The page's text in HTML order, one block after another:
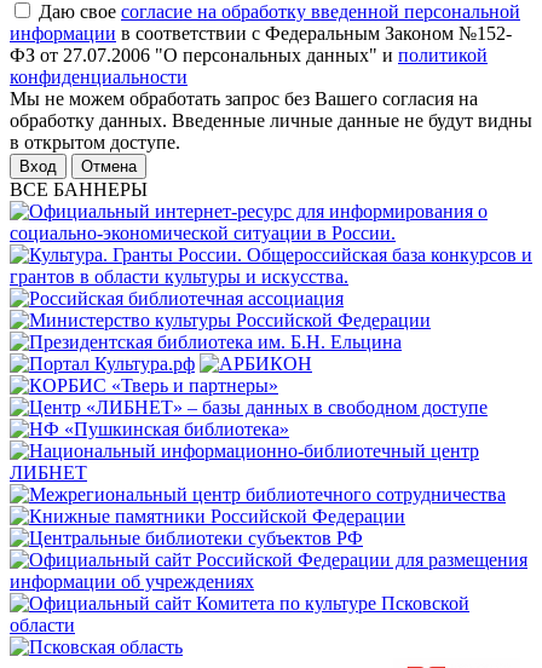
Даю свое согласие на обработку введенной персональной
информации в соответствии с Федеральным Законом №152-
ФЗ от 27.07.2006 "О персональных данных" и политикой
конфиденциальности
Мы не можем обработать запрос без Вашего согласия на
обработку данных. Введенные личные данные не будут видны
в открытом доступе.
Отмена
ВСЕ БАННЕРЫ